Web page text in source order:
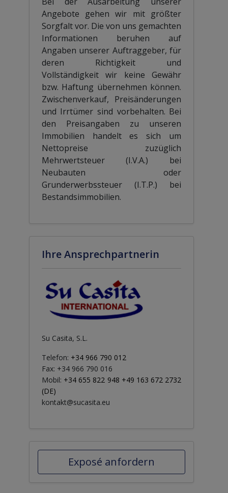
Angebote gehen wir mit größter
Sorgfalt vor. Die von uns gemachten
Informationen beruhen auf
Angaben unserer Auftraggeber, für
deren Richtigkeit und
Vollständigkeit wir keine Gewähr
bzw. Haftung übernehmen können.
Zwischenverkauf, Preisänderungen
und Irrtümer sind vorbehalten. Bei
den Preisangaben zu unseren
Immobilien handelt es sich um
Nettopreise zuzüglich
Mehrwertsteuer (I.V.A.) bei
Neubauten oder
Grunderwerbssteuer (I.T.P.) bei
Bestandsimmobilien.
Ihre Ansprechpartnerin
Su Casita, S.L.
Telefon: +34 966 790 012
Fax: +34 966 790 016
Mobil: +34 655 822 948 +49 163 672 2732
(DE)
kontakt@sucasita.eu
Exposé anfordern